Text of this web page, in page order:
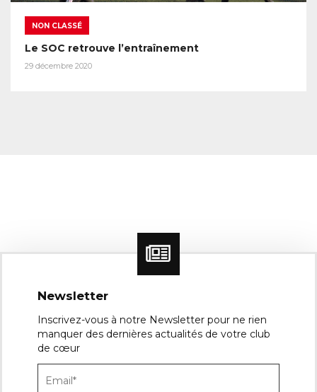
NON CLASSÉ
Le SOC retrouve l’entraînement
29 décembre 2020
Newsletter
Inscrivez-vous à notre Newsletter pour ne rien
manquer des dernières actualités de votre club
de cœur